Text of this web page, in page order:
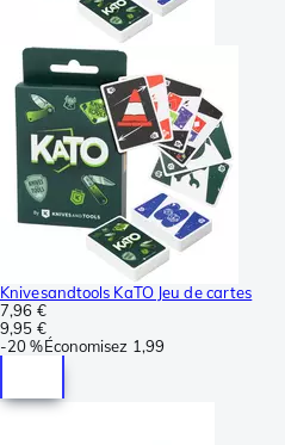
Knivesandtools KaTO Jeu de cartes
7,96 €
9,95 €
-20 %Économisez 1,99